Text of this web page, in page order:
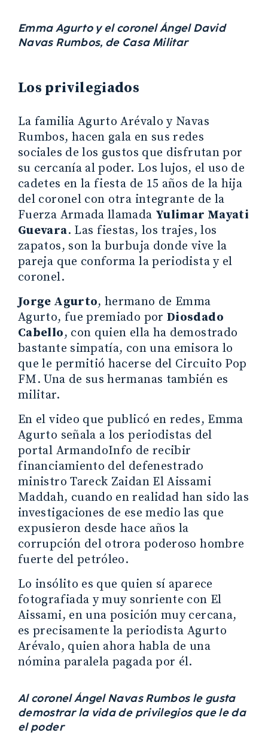
Emma Agurto y el coronel Ángel David
Navas Rumbos, de Casa Militar
Los privilegiados
La familia Agurto Arévalo y Navas
Rumbos, hacen gala en sus redes
sociales de los gustos que disfrutan por
su cercanía al poder. Los lujos, el uso de
cadetes en la fiesta de 15 años de la hija
del coronel con otra integrante de la
Fuerza Armada llamada Yulimar Mayati
Guevara. Las fiestas, los trajes, los
zapatos, son la burbuja donde vive la
pareja que conforma la periodista y el
coronel.
Jorge Agurto, hermano de Emma
Agurto, fue premiado por Diosdado
Cabello, con quien ella ha demostrado
bastante simpatía, con una emisora lo
que le permitió hacerse del Circuito Pop
FM. Una de sus hermanas también es
militar.
En el video que publicó en redes, Emma
Agurto señala a los periodistas del
portal ArmandoInfo de recibir
financiamiento del defenestrado
ministro Tareck Zaidan El Aissami
Maddah, cuando en realidad han sido las
investigaciones de ese medio las que
expusieron desde hace años la
corrupción del otrora poderoso hombre
fuerte del petróleo.
Lo insólito es que quien sí aparece
fotografiada y muy sonriente con El
Aissami, en una posición muy cercana,
es precisamente la periodista Agurto
Arévalo, quien ahora habla de una
nómina paralela pagada por él.
Al coronel Ángel Navas Rumbos le gusta
demostrar la vida de privilegios que le da
el poder